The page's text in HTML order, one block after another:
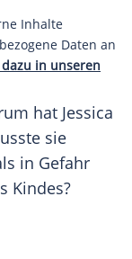
Inhalte
Daten an
in unseren
hat Jessica
sie
in Gefahr
Kindes?